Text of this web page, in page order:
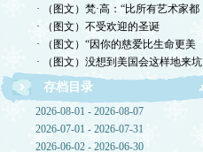
· （图文）梵·高：“比所有艺术家都
· （图文）不受欢迎的圣诞
· （图文）“因你的慈爱比生命更美
· （图文）没想到美国会这样地来坑
存档目录
2026-08-01 - 2026-08-07
2026-07-01 - 2026-07-31
2026-06-02 - 2026-06-30